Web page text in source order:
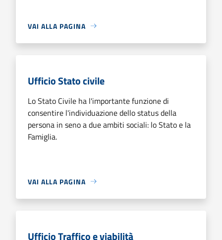
VAI ALLA PAGINA
Ufficio Stato civile
Lo Stato Civile ha l'importante funzione di
consentire l'individuazione dello status della
persona in seno a due ambiti sociali: lo Stato e la
Famiglia.
VAI ALLA PAGINA
Ufficio Traffico e viabilità